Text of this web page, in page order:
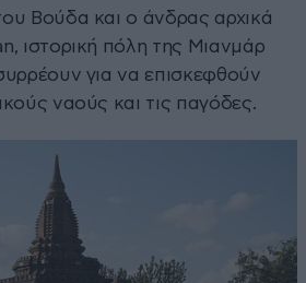
Βούδα και ο άνδρας αρχικά
ιστορική πόλη της Μιανμάρ
για να επισκεφθούν
ναούς και τις παγόδες.